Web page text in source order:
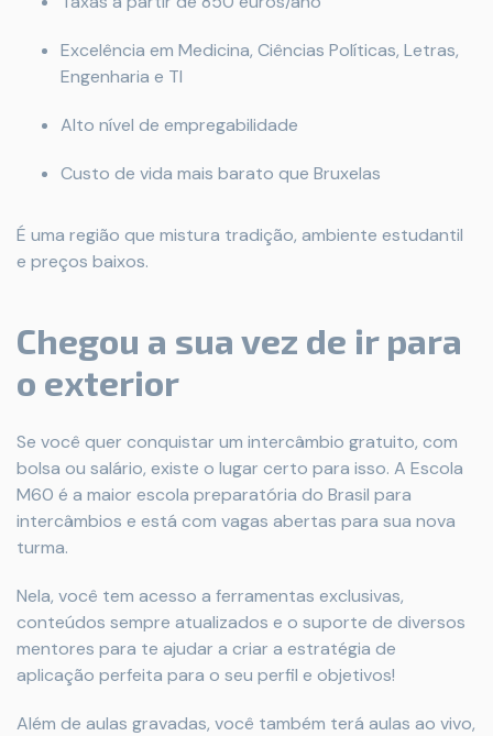
Excelência em Medicina, Ciências Políticas, Letras,
Engenharia e TI
Alto nível de empregabilidade
Custo de vida mais barato que Bruxelas
É uma região que mistura tradição, ambiente estudantil
e preços baixos.
Chegou a sua vez de ir para
o exterior
Se você quer conquistar um intercâmbio gratuito, com
bolsa ou salário, existe o lugar certo para isso. A Escola
M60 é a maior escola preparatória do Brasil para
intercâmbios e está com vagas abertas para sua nova
turma.
Nela, você tem acesso a ferramentas exclusivas,
conteúdos sempre atualizados e o suporte de diversos
mentores para te ajudar a criar a estratégia de
aplicação perfeita para o seu perfil e objetivos!
Além de aulas gravadas, você também terá aulas ao vivo,